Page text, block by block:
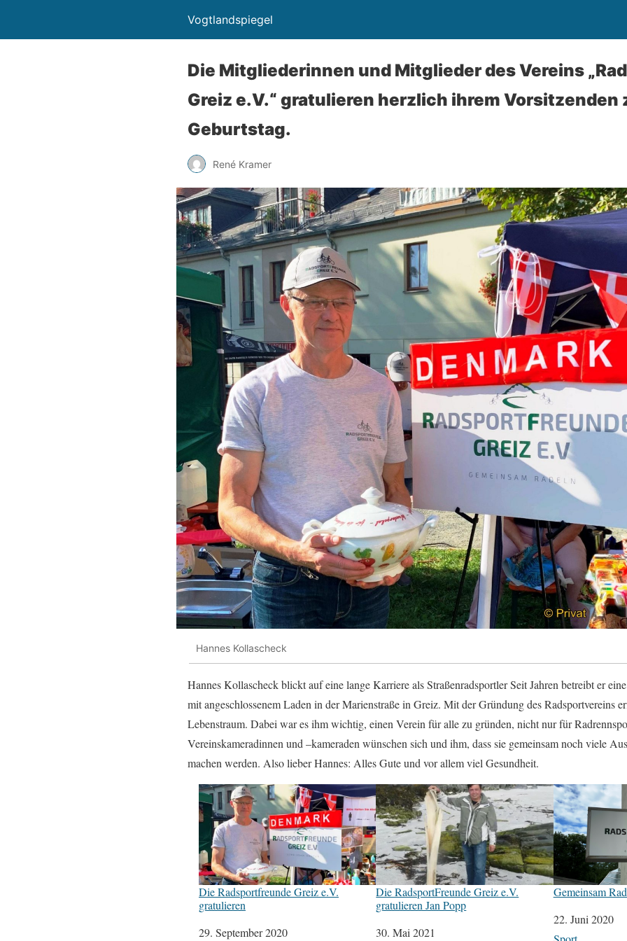
Vogtlandspiegel
Die Mitgliederinnen und Mitglieder des Vereins
Greiz e.V.“ gratulieren herzlich ihrem Vorsitzenden
Geburtstag.
René Kramer
Hannes Kollascheck
Hannes Kollascheck blickt auf eine lange Karriere als Straßenradsportler Seit Jahren betreibt er
mit angeschlossenem Laden in der Marienstraße in Greiz. Mit der Gründung des Radsportvereins
Lebenstraum. Dabei war es ihm wichtig, einen Verein für alle zu gründen, nicht nur für
Vereinskameradinnen und –kameraden wünschen sich und ihm, dass sie gemeinsam noch viele
machen werden. Also lieber Hannes: Alles Gute und vor allem viel Gesundheit.
Die Radsportfreunde Greiz e.V.
gratulieren
Datum
29. September 2020
Die RadsportFreunde Greiz e.V.
gratulieren Jan Popp
Datum
30. Mai 2021
Gemeinsam
Datum
22. Juni 2020